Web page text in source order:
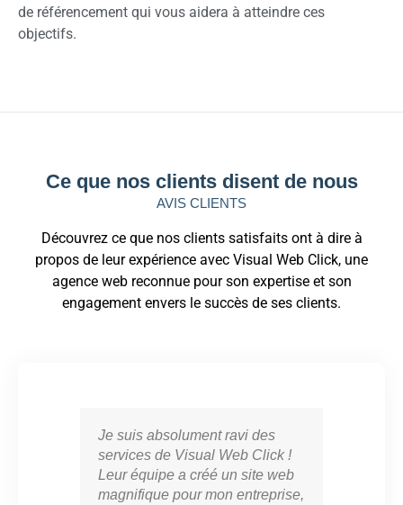
de référencement qui vous aidera à atteindre ces
objectifs.
Je suis absolument ravi des
services de Visual Web Click !
Leur équipe a créé un site web
magnifique pour mon entreprise,
Ce que nos clients disent de nous
AVIS CLIENTS
Découvrez ce que nos clients satisfaits ont à dire à
propos de leur expérience avec Visual Web Click, une
agence web reconnue pour son expertise et son
engagement envers le succès de ses clients.